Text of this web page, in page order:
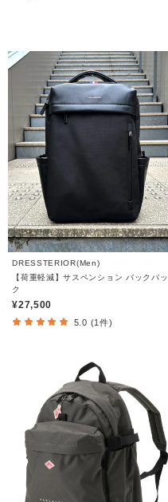
DRESSTERIOR(Men)
【荷重軽減】サスペンション バックパッ
ク
¥27,500
5.0 (1件)